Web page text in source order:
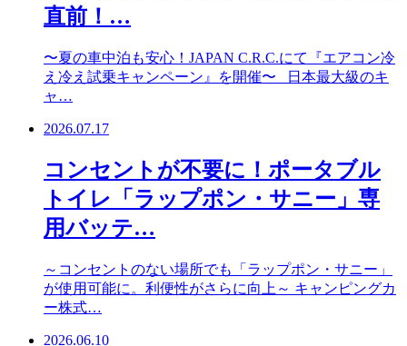
直前！…
〜夏の車中泊も安心！JAPAN C.R.C.にて『エアコン冷
え冷え試乗キャンペーン』を開催〜 日本最大級のキ
ャ…
2026.07.17
コンセントが不要に！ポータブル
トイレ「ラップポン・サニー」専
用バッテ…
～コンセントのない場所でも「ラップポン・サニー」
が使用可能に。利便性がさらに向上～ キャンピングカ
ー株式…
2026.06.10